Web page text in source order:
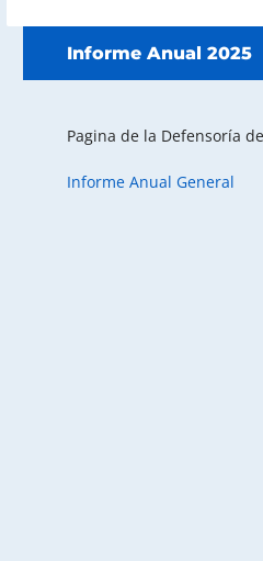
Informe Anual 2025
Pagina de la Defensoría
Informe Anual General